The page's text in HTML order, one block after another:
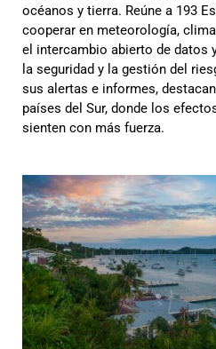
océanos y tierra. Reúne a 193
cooperar en meteorología,
el intercambio abierto de datos
la seguridad y la gestión del
sus alertas e informes,
países del Sur, donde los
sienten con más fuerza.